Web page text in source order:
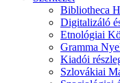
Bibliotheca
Digitalizáló
Etnológiai
Gramma
Kiadói
Szlovákiai